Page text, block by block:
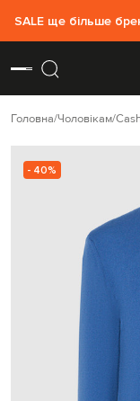
SALE ще більше
Головна Чоловікам
- 40%